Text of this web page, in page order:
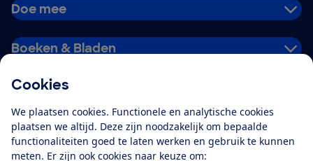
Cookies
We plaatsen cookies. Functionele en analytische cookies
plaatsen we altijd. Deze zijn noodzakelijk om bepaalde
functionaliteiten goed te laten werken en gebruik te kunnen
meten. Er zijn ook cookies naar keuze om:
Doe mee
Boeken & Bladen
Alles over de